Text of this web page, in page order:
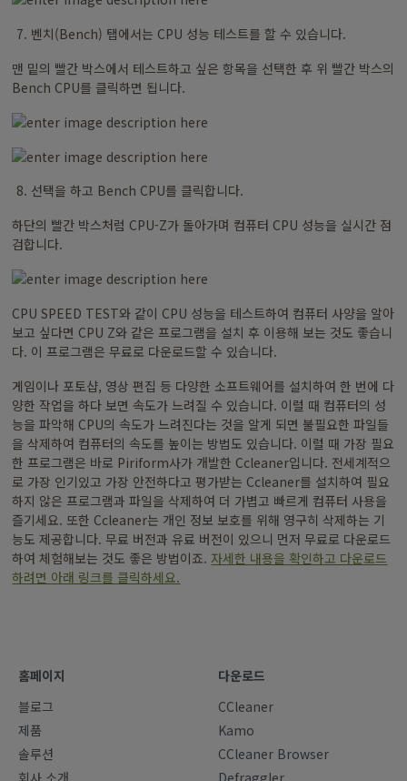
벤치(Bench) 탭에서는 CPU 성능 테스트를 할 수 있습니다.
맨 밑의 빨간 박스에서 테스트하고 싶은 항목을 선택한 후 위 빨간 박스의
Bench CPU를 클릭하면 됩니다.
선택을 하고 Bench CPU를 클릭합니다.
하단의 빨간 박스처럼 CPU-Z가 돌아가며 컴퓨터 CPU 성능을 실시간 점
검합니다.
CPU SPEED TEST와 같이 CPU 성능을 테스트하여 컴퓨터 사양을 알아
보고 싶다면 CPU Z와 같은 프로그램을 설치 후 이용해 보는 것도 좋습니
다. 이 프로그램은 무료로 다운로드할 수 있습니다.
게임이나 포토샵, 영상 편집 등 다양한 소프트웨어를 설치하여 한 번에 다
양한 작업을 하다 보면 속도가 느려질 수 있습니다. 이럴 때 컴퓨터의 성
능을 파악해 CPU의 속도가 느려진다는 것을 알게 되면 불필요한 파일들
을 삭제하여 컴퓨터의 속도를 높이는 방법도 있습니다. 이럴 때 가장 필요
한 프로그램은 바로 Piriform사가 개발한 Ccleaner입니다. 전세계적으
로 가장 인기있고 가장 안전하다고 평가받는 Ccleaner를 설치하여 필요
하지 않은 프로그램과 파일을 삭제하여 더 가볍고 빠르게 컴퓨터 사용을
즐기세요. 또한 Ccleaner는 개인 정보 보호를 위해 영구히 삭제하는 기
능도 제공합니다. 무료 버전과 유료 버전이 있으니 먼저 무료로 다운로드
하여 체험해보는 것도 좋은 방법이죠.자세한 내용을 확인하고 다운로드
하려면 아래 링크를 클릭하세요.
홈페이지
블로그
제품
솔루션
다운로드
CCleaner
Kamo
CCleaner Browser